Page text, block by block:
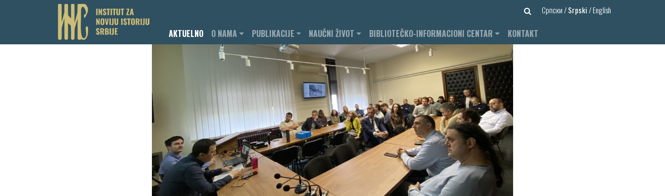
AKTUELNO O NAMA PUBLIKACIJE NAUČNI ŽIVOT BIBLIOTEČKO-INFORMACIONI CENTAR KONTAKT
Српски/Srpski/English